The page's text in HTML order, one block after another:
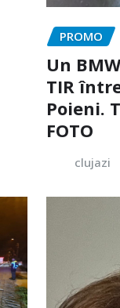
PROMO
Un
TIR
Poieni.
FOTO
clujazi